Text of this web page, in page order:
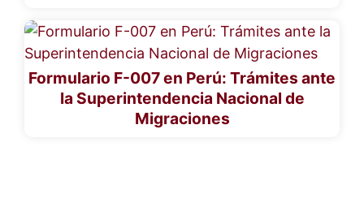
Formulario F-007 en Perú: Trámites ante
la Superintendencia Nacional de
Migraciones